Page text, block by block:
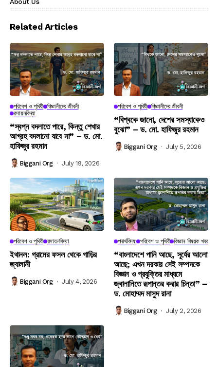
Related Articles
পরিবেশ ও পৃথিবী বিজ্ঞানীদের জীবনী
রসায়নবিদ্যা
“স্বপ্ন বদলাতে পারে, কিন্তু শেখার
আগ্রহ বদলানো যাবে না” – ড. মো.
হাফিজুর রহমান
Biggani Org July 19, 2026
পরিবেশ ও পৃথিবী বিজ্ঞানীদের জীবনী
“বিশ্বকে জানো, দেশের সমস্যাকেও
বুঝো” – ড. মো. হাফিজুর রহমান
Biggani Org July 5, 2026
পরিবেশ ও পৃথিবী রসায়নবিদ্যা
ইথানল: গ্রামের ফসল থেকে গাড়ির
জ্বালানী
Biggani Org July 4, 2026
পদার্থবিদ্যা পরিবেশ ও পৃথিবী বিজ্ঞান বিষয়ক খবর
“বাংলাদেশে পানি আছে, সূর্যের আলো
আছে; এখন দরকার সেই সম্পদকে
বিজ্ঞান ও প্রযুক্তির মাধ্যমে
জ্বালানিতে রূপান্তর করার চিন্তা” –
ড. মোহাম্মদ মাসুদ রানা
Biggani Org July 2, 2026